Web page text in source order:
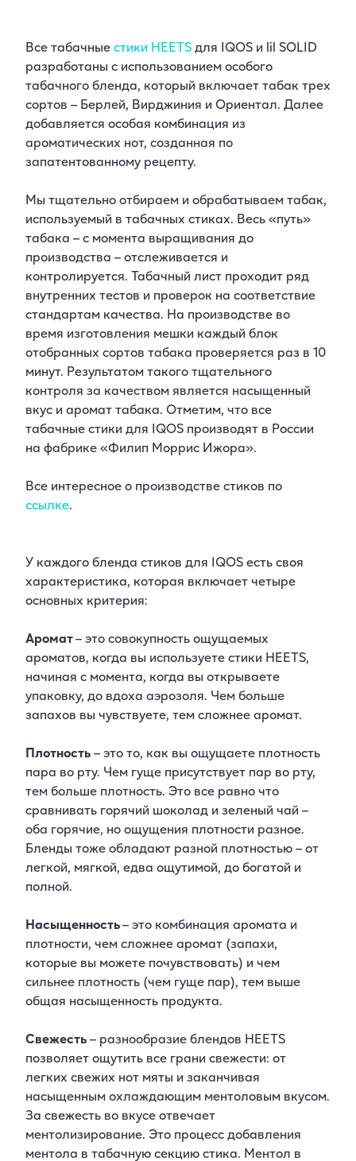
Все табачныестики HEETSдля IQOS и lil SOLID
разработаны с использованием особого
табачного бленда, который включает табак трех
сортов – Берлей, Вирджиния и Ориентал. Далее
добавляется особая комбинация из
ароматических нот, созданная по
запатентованному рецепту.
Мы тщательно отбираем и обрабатываем табак,
используемый в табачных стиках. Весь «путь»
табака – с момента выращивания до
производства – отслеживается и
контролируется. Табачный лист проходит ряд
внутренних тестов и проверок на соответствие
стандартам качества. На производстве во
время изготовления мешки каждый блок
отобранных сортов табака проверяется раз в 10
минут. Результатом такого тщательного
контроля за качеством является насыщенный
вкус и аромат табака. Отметим, что все
табачные стики для IQOS производят в России
на фабрике «Филип Моррис Ижора».
Все интересное о производстве стиков по
ссылке.
У каждого бленда стиков для IQOS есть своя
характеристика, которая включает четыре
основных критерия:
Аромат– это совокупность ощущаемых
ароматов, когда вы используете стики HEETS,
начиная с момента, когда вы открываете
упаковку, до вдоха аэрозоля. Чем больше
запахов вы чувствуете, тем сложнее аромат.
Плотность– это то, как вы ощущаете плотность
пара во рту. Чем гуще присутствует пар во рту,
тем больше плотность. Это все равно что
сравнивать горячий шоколад и зеленый чай –
оба горячие, но ощущения плотности разное.
Бленды тоже обладают разной плотностью – от
легкой, мягкой, едва ощутимой, до богатой и
полной.
Насыщенность– это комбинация аромата и
плотности, чем сложнее аромат (запахи,
которые вы можете почувствовать) и чем
сильнее плотность (чем гуще пар), тем выше
общая насыщенность продукта.
Свежесть– разнообразие блендов HEETS
позволяет ощутить все грани свежести: от
легких свежих нот мяты и заканчивая
насыщенным охлаждающим ментоловым вкусом.
За свежесть во вкусе отвечает
ментолизирование. Это процесс добавления
ментола в табачную секцию стика. Ментол в